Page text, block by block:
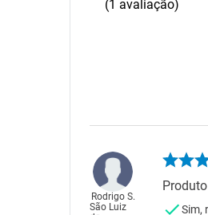
1 avaliação
Rodrigo S.
São Luiz
Sim,